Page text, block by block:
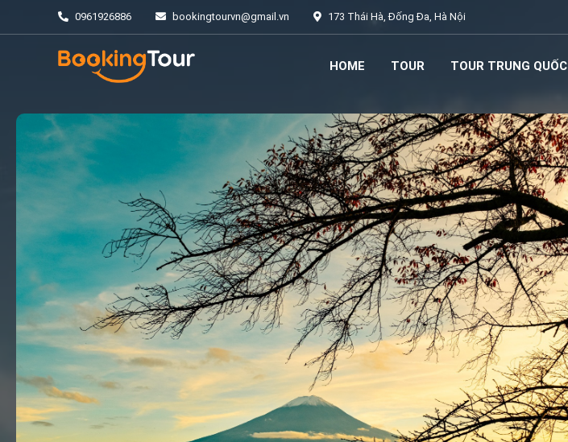
0961926886 bookingtourvn@gmail.vn 173 Thái Hà, Đống Đa, Hà Nội
HOME TOUR TOUR TRUNG QUỐC